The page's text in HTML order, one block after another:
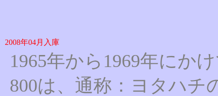
2008年04月入庫
1965年から1969年にか
800は、通称：ヨタハチ